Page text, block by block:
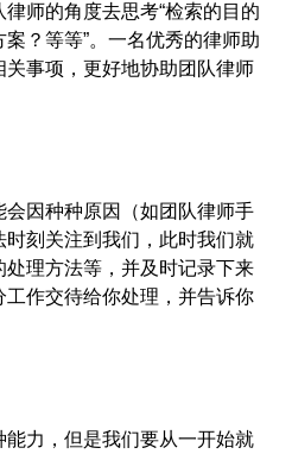
师的角度去思考“检索的目的
？等等”。一名优秀的律师助
事项，更好地协助团队律师
因种种原因（如团队律师手
刻关注到我们，此时我们就
理方法等，并及时记录下来
作交待给你处理，并告诉你
力，但是我们要从一开始就